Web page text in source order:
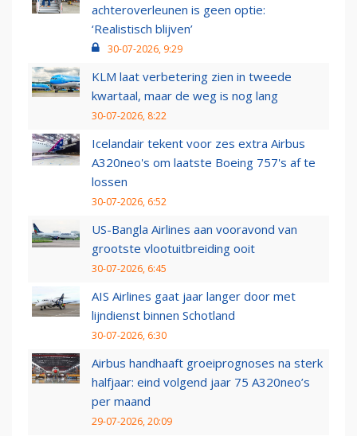
achteroverleunen is geen optie:
‘Realistisch blijven’
30-07-2026, 9:29
KLM laat verbetering zien in tweede
kwartaal, maar de weg is nog lang
30-07-2026, 8:22
Icelandair tekent voor zes extra Airbus
A320neo's om laatste Boeing 757's af te
lossen
30-07-2026, 6:52
US-Bangla Airlines aan vooravond van
grootste vlootuitbreiding ooit
30-07-2026, 6:45
AIS Airlines gaat jaar langer door met
lijndienst binnen Schotland
30-07-2026, 6:30
Airbus handhaaft groeiprognoses na sterk
halfjaar: eind volgend jaar 75 A320neo’s
per maand
29-07-2026, 20:09